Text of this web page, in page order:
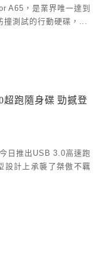
A65，是業界唯一達到
撞測試的行動硬碟，...
超跑隨身碟 勁撼登
推出USB 3.0高速跑
計上承襲了桀傲不羈